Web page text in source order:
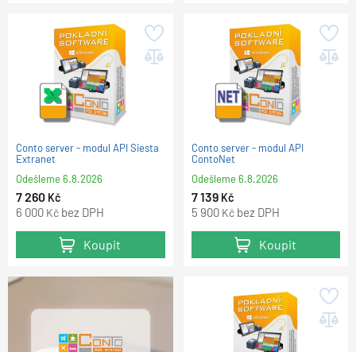
Conto server - modul API Siesta
Extranet
Odešleme6.8.2026
7 260 Kč
6 000 Kč bez DPH
Koupit
Conto server - modul API
ContoNet
Odešleme6.8.2026
7 139 Kč
5 900 Kč bez DPH
Koupit